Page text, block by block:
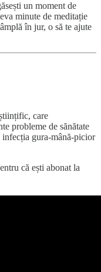
un moment de
minute de meditație
în jur, o să te ajute
care
probleme de sănătate
gura-mână-picior
că ești abonat la